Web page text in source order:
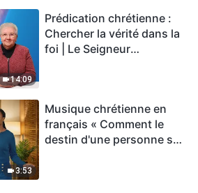
14:09
Prédication chrétienne :
Chercher la vérité dans la
foi | Le Seigneur
3:53
Musique chrétienne en
français « Comment le
destin d'une personne se